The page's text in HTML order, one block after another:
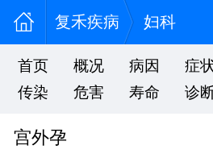
复禾疾病 妇科
首页 概况 病因 症
传染
危害 寿命 诊
宫外孕